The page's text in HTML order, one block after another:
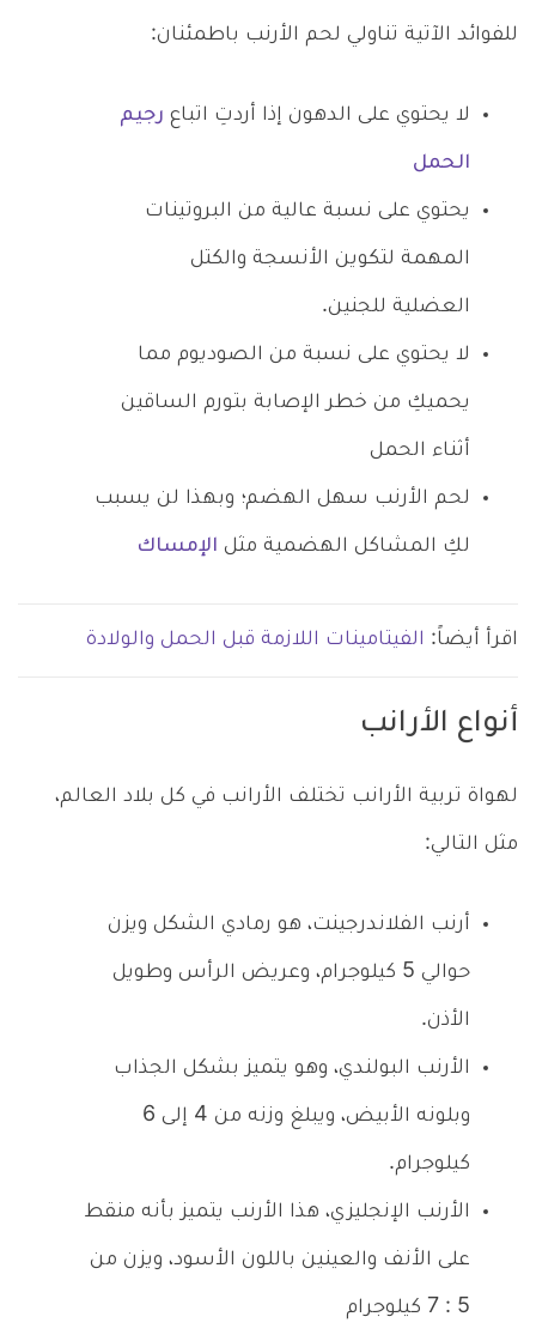
للفوائد الآتية تناولي لحم الأرنب باطمئنان:
لا يحتوي على الدهون إذا أردتِ اتباع رجيم
الحمل
يحتوي على نسبة عالية من البروتينات
المهمة لتكوين الأنسجة والكتل
العضلية للجنين.
لا يحتوي على نسبة من الصوديوم مما
يحميكِ من خطر الإصابة بتورم الساقين
أثناء الحمل
لحم الأرنب سهل الهضم؛ وبهذا لن يسبب
لكِ المشاكل الهضمية مثل الإمساك
اقرأ أيضاً: الفيتامينات اللازمة قبل الحمل والولادة
أنواع الأرانب
لهواة تربية الأرانب تختلف الأرانب في كل بلاد العالم،
مثل التالي:
أرنب الفلاندرجينت، هو رمادي الشكل ويزن
حوالي 5 كيلوجرام، وعريض الرأس وطويل
الأذن.
الأرنب البولندي، وهو يتميز بشكل الجذاب
وبلونه الأبيض، ويبلغ وزنه من 4 إلى 6
كيلوجرام.
الأرنب الإنجليزي، هذا الأرنب يتميز بأنه منقط
على الأنف والعينين باللون الأسود، ويزن من
5 : 7 كيلوجرام